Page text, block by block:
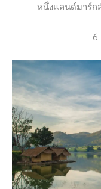
หนึ่งแลนด์มาร์ก